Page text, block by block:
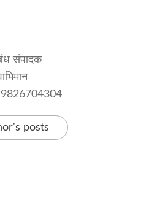
संपादक
9826704304
posts